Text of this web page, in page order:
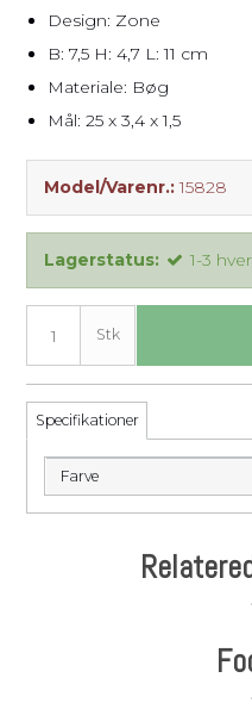
Design: Zone
B: 7,5 H: 4,7 L: 11 cm
Materiale: Bøg
Mål: 25 x 3,4 x 1,5
Model/Varenr.: 15828
Lagerstatus: 1-3
Stk
Specifikationer
Farve